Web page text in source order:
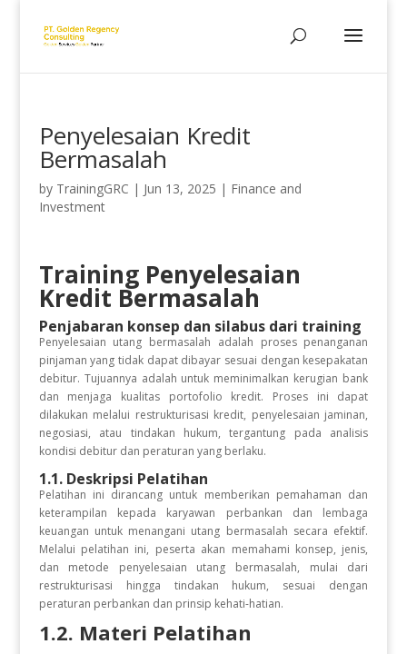
Penyelesaian Kredit
Bermasalah
by TrainingGRC | Jun 13, 2025 | Finance and
Investment
Training Penyelesaian
Kredit Bermasalah
Penjabaran konsep dan silabus dari training
Penyelesaian utang bermasalah adalah proses penanganan
pinjaman yang tidak dapat dibayar sesuai dengan kesepakatan
debitur. Tujuannya adalah untuk meminimalkan kerugian bank
dan menjaga kualitas portofolio kredit. Proses ini dapat
dilakukan melalui restrukturisasi kredit, penyelesaian jaminan,
negosiasi, atau tindakan hukum, tergantung pada analisis
kondisi debitur dan peraturan yang berlaku.
1.1. Deskripsi Pelatihan
Pelatihan ini dirancang untuk memberikan pemahaman dan
keterampilan kepada karyawan perbankan dan lembaga
keuangan untuk menangani utang bermasalah secara efektif.
Melalui pelatihan ini, peserta akan memahami konsep, jenis,
dan metode penyelesaian utang bermasalah, mulai dari
restrukturisasi hingga tindakan hukum, sesuai dengan
peraturan perbankan dan prinsip kehati-hatian.
1.2. Materi Pelatihan